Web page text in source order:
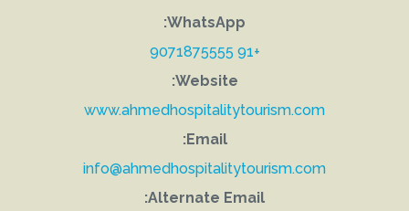
WhatsApp:
+91 9071875555
Website:
www.ahmedhospitalitytourism.com
Email:
info@ahmedhospitalitytourism.com
Alternate Email: